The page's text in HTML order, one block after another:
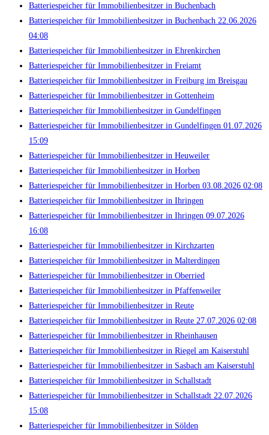
Batteriespeicher für Immobilienbesitzer in Buchenbach
Batteriespeicher für Immobilienbesitzer in Buchenbach 22.06.2026
04:08
Batteriespeicher für Immobilienbesitzer in Ehrenkirchen
Batteriespeicher für Immobilienbesitzer in Freiamt
Batteriespeicher für Immobilienbesitzer in Freiburg im Breisgau
Batteriespeicher für Immobilienbesitzer in Gottenheim
Batteriespeicher für Immobilienbesitzer in Gundelfingen
Batteriespeicher für Immobilienbesitzer in Gundelfingen 01.07.2026
15:09
Batteriespeicher für Immobilienbesitzer in Heuweiler
Batteriespeicher für Immobilienbesitzer in Horben
Batteriespeicher für Immobilienbesitzer in Horben 03.08.2026 02:08
Batteriespeicher für Immobilienbesitzer in Ihringen
Batteriespeicher für Immobilienbesitzer in Ihringen 09.07.2026
16:08
Batteriespeicher für Immobilienbesitzer in Kirchzarten
Batteriespeicher für Immobilienbesitzer in Malterdingen
Batteriespeicher für Immobilienbesitzer in Oberried
Batteriespeicher für Immobilienbesitzer in Pfaffenweiler
Batteriespeicher für Immobilienbesitzer in Reute
Batteriespeicher für Immobilienbesitzer in Reute 27.07.2026 02:08
Batteriespeicher für Immobilienbesitzer in Rheinhausen
Batteriespeicher für Immobilienbesitzer in Riegel am Kaiserstuhl
Batteriespeicher für Immobilienbesitzer in Sasbach am Kaiserstuhl
Batteriespeicher für Immobilienbesitzer in Schallstadt
Batteriespeicher für Immobilienbesitzer in Schallstadt 22.07.2026
15:08
Batteriespeicher für Immobilienbesitzer in Sölden